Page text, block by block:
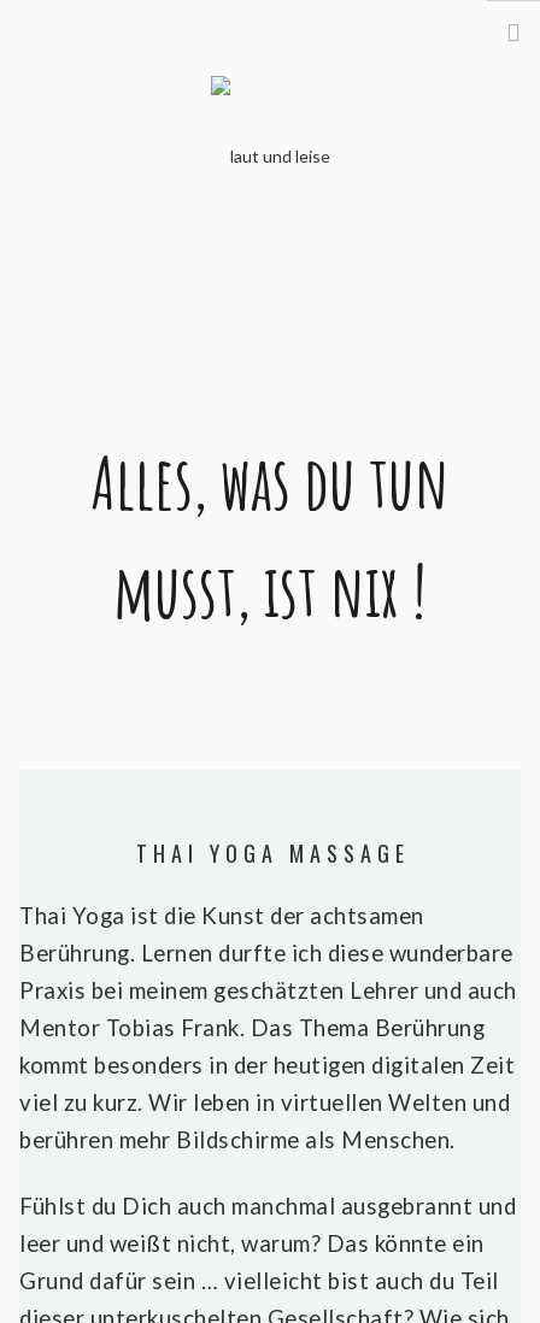
Alles, was du tun
musst, ist nix !
T H A I Y O G A M A S S A G E
Thai Yoga ist die Kunst der achtsamen
Berührung. Lernen durfte ich diese wunderbare
Praxis bei meinem geschätzten Lehrer und auch
Mentor Tobias Frank. Das Thema Berührung
kommt besonders in der heutigen digitalen Zeit
viel zu kurz. Wir leben in virtuellen Welten und
berühren mehr Bildschirme als Menschen.
Fühlst du Dich auch manchmal ausgebrannt und
leer und weißt nicht, warum? Das könnte ein
Grund dafür sein … vielleicht bist auch du Teil